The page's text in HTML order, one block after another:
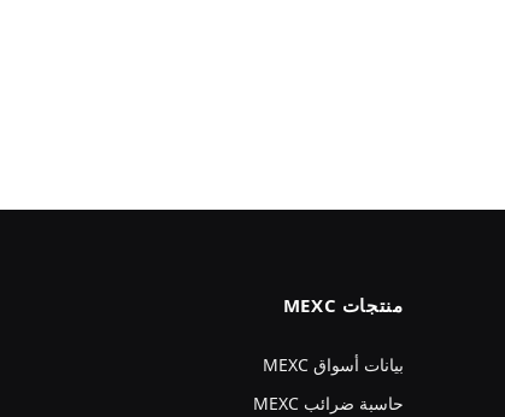
منتجات MEXC
بيانات أسواق MEXC
حاسبة ضرائب MEXC